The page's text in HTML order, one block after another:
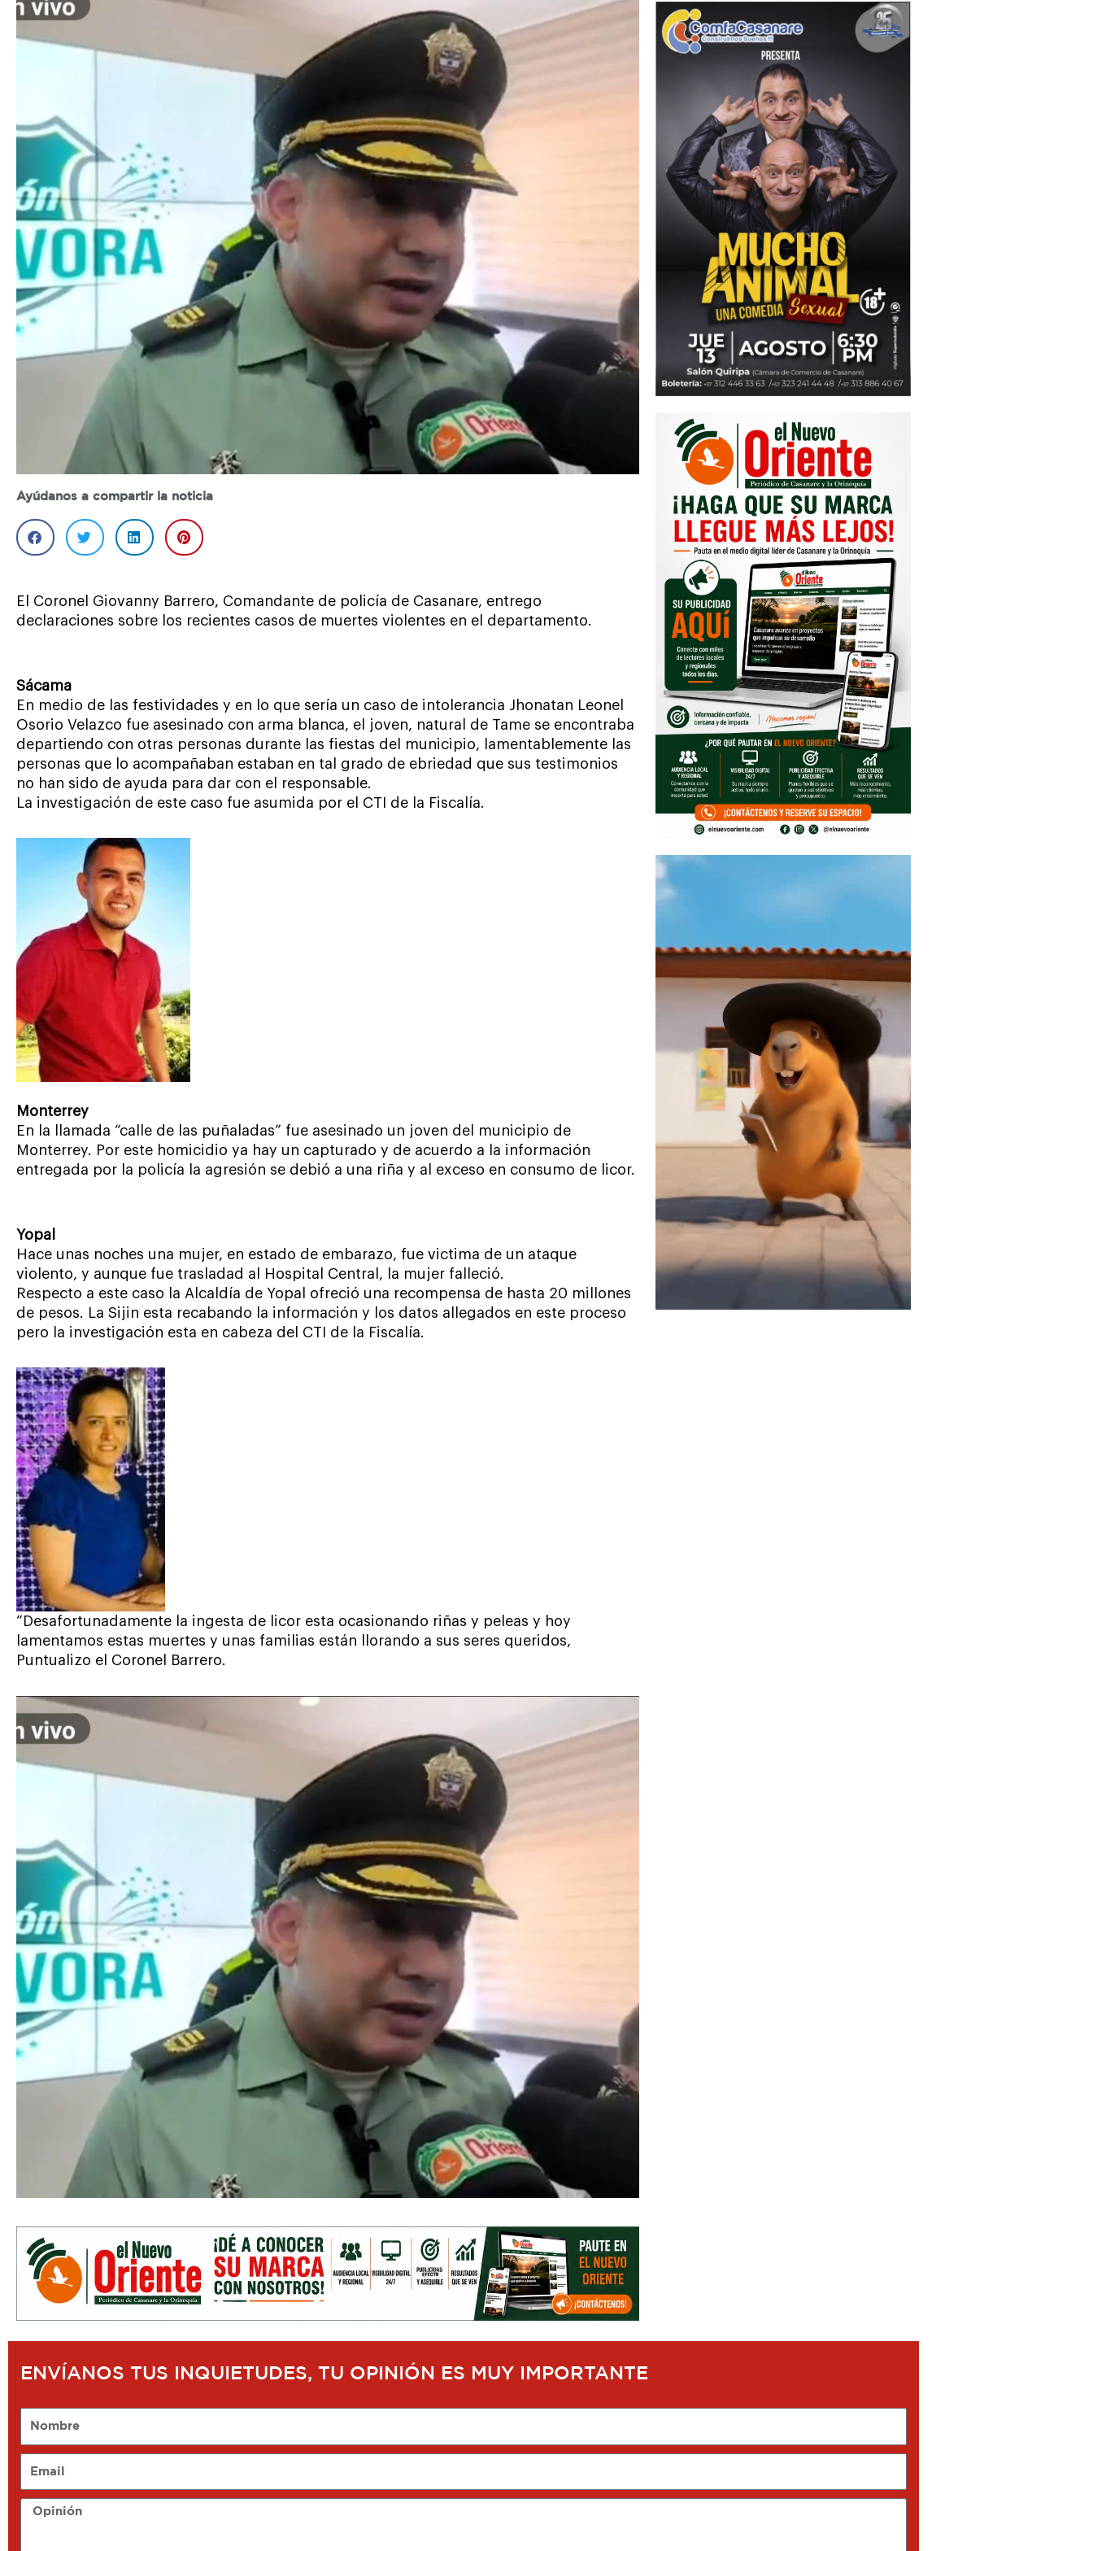
Ayúdanos a compartir la noticia
El Coronel Giovanny Barrero, Comandante de policía de Casanare, entrego
declaraciones sobre los recientes casos de muertes violentes en el departamento.
Sácama
En medio de las festividades y en lo que sería un caso de intolerancia Jhonatan Leonel
Osorio Velazco fue asesinado con arma blanca, el joven, natural de Tame se encontraba
departiendo con otras personas durante las fiestas del municipio, lamentablemente las
personas que lo acompañaban estaban en tal grado de ebriedad que sus testimonios
no han sido de ayuda para dar con el responsable.
La investigación de este caso fue asumida por el CTI de la Fiscalía.
Monterrey
En la llamada “calle de las puñaladas” fue asesinado un joven del municipio de
Monterrey. Por este homicidio ya hay un capturado y de acuerdo a la información
entregada por la policía la agresión se debió a una riña y al exceso en consumo de licor.
Yopal
Hace unas noches una mujer, en estado de embarazo, fue victima de un ataque
violento, y aunque fue trasladad al Hospital Central, la mujer falleció.
Respecto a este caso la Alcaldía de Yopal ofreció una recompensa de hasta 20 millones
de pesos. La Sijin esta recabando la información y los datos allegados en este proceso
pero la investigación esta en cabeza del CTI de la Fiscalía.
“Desafortunadamente la ingesta de licor esta ocasionando riñas y peleas y hoy
lamentamos estas muertes y unas familias están llorando a sus seres queridos,
Puntualizo el Coronel Barrero.
ENVÍANOS TUS INQUIETUDES, TU OPINIÓN ES MUY IMPORTANTE
Opinión